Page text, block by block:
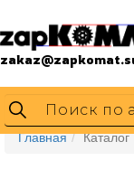
Главная Каталог